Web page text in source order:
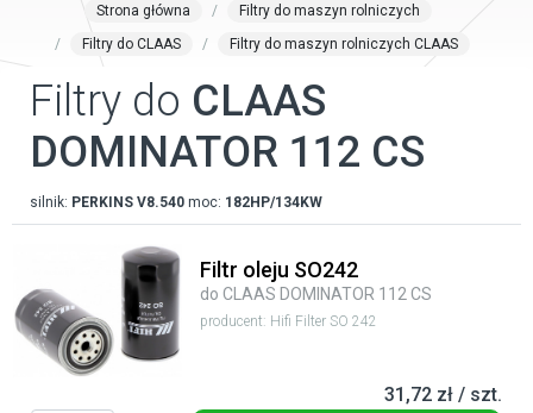
Strona główna
Filtry do maszyn rolniczych
Filtry do CLAAS
Filtry do maszyn rolniczych CLAAS
Filtry do CLAAS
DOMINATOR 112 CS
silnik: PERKINS V8.540 moc: 182HP/134KW
Filtr oleju SO242
do CLAAS DOMINATOR 112 CS
producent: Hifi Filter SO 242
31,72 zł / szt.